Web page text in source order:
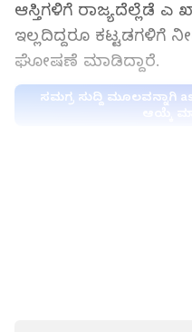
ಆಸ್ತಿಗಳಿಗೆ ರಾಜ್ಯದೆಲ್ಲೆಡೆ ಎ
ಇಲ್ಲದಿದ್ದರೂ ಕಟ್ಟಡಗಳಿಗೆ
ಘೋಷಣೆ ಮಾಡಿದ್ದಾರೆ.
ಸಮಗ್ರ ಸುದ್ದಿ ಮೂಲವನ್ನಾಗಿ
ಆಯ್ಕೆ